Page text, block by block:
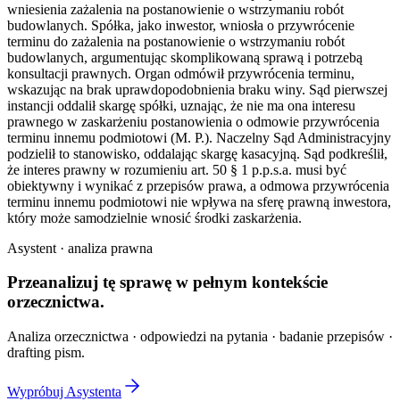
wniesienia zażalenia na postanowienie o wstrzymaniu robót
budowlanych. Spółka, jako inwestor, wniosła o przywrócenie
terminu do zażalenia na postanowienie o wstrzymaniu robót
budowlanych, argumentując skomplikowaną sprawą i potrzebą
konsultacji prawnych. Organ odmówił przywrócenia terminu,
wskazując na brak uprawdopodobnienia braku winy. Sąd pierwszej
instancji oddalił skargę spółki, uznając, że nie ma ona interesu
prawnego w zaskarżeniu postanowienia o odmowie przywrócenia
terminu innemu podmiotowi (M. P.). Naczelny Sąd Administracyjny
podzielił to stanowisko, oddalając skargę kasacyjną. Sąd podkreślił,
że interes prawny w rozumieniu art. 50 § 1 p.p.s.a. musi być
obiektywny i wynikać z przepisów prawa, a odmowa przywrócenia
terminu innemu podmiotowi nie wpływa na sferę prawną inwestora,
który może samodzielnie wnosić środki zaskarżenia.
Asystent · analiza prawna
Przeanalizuj tę sprawę w pełnym kontekście
orzecznictwa.
Analiza orzecznictwa · odpowiedzi na pytania · badanie przepisów ·
drafting pism.
Wypróbuj Asystenta